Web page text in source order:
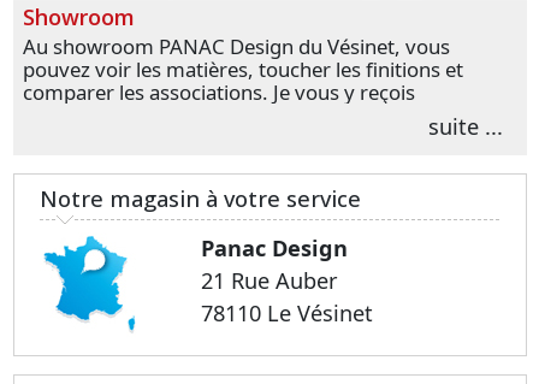
Showroom
Au showroom PANAC Design du Vésinet, vous
pouvez voir les matières, toucher les finitions et
comparer les associations. Je vous y reçois
personnellement pour parler de votre projet et
transformer vos premières idées en choix plussuite ...
Notre magasin à votre service
Panac Design
21 Rue Auber
78110 Le Vésinet